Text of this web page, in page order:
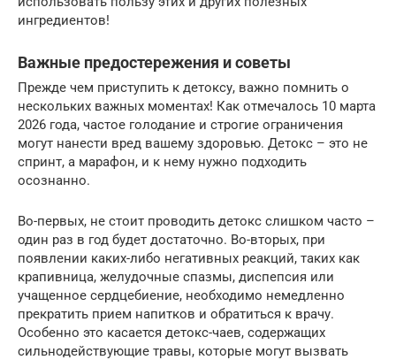
ингредиентов!
Важные предостережения и советы
Прежде чем приступить к детоксу, важно помнить о
нескольких важных моментах! Как отмечалось 10 марта
2026 года, частое голодание и строгие ограничения
могут нанести вред вашему здоровью. Детокс – это не
спринт, а марафон, и к нему нужно подходить
осознанно.
Во-первых, не стоит проводить детокс слишком часто –
один раз в год будет достаточно. Во-вторых, при
появлении каких-либо негативных реакций, таких как
крапивница, желудочные спазмы, диспепсия или
учащенное сердцебиение, необходимо немедленно
прекратить прием напитков и обратиться к врачу.
Особенно это касается детокс-чаев, содержащих
сильнодействующие травы, которые могут вызвать